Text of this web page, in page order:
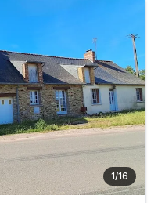
1/16